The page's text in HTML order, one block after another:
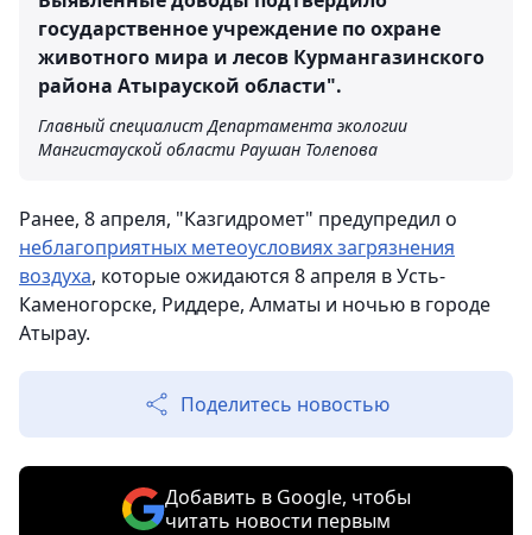
государственное учреждение по охране
животного мира и лесов Курмангазинского
района Атырауской области".
Главный специалист Департамента экологии
Мангистауской области Раушан Толепова
Ранее, 8 апреля, "Казгидромет" предупредил о
неблагоприятных метеоусловиях загрязнения
воздуха, которые ожидаются 8 апреля в Усть-
Каменогорске, Риддере, Алматы и ночью в городе
Атырау.
Поделитесь новостью
Добавить в Google, чтобы
читать новости первым